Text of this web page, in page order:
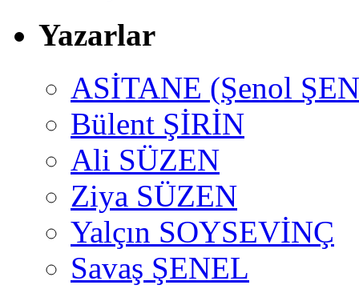
Yazarlar
ASİTANE (Şenol
Bülent ŞİRİN
Ali SÜZEN
Ziya SÜZEN
Yalçın SOYSEVİNÇ
Savaş ŞENEL